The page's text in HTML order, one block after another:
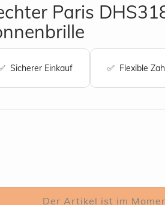
Paris
Sicherer Einkauf ✅ Flexible